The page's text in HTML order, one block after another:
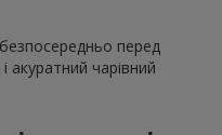
перед
акуратний чарівний